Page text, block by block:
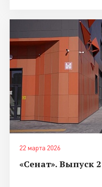
22 марта 2026
«Сенат». Выпуск